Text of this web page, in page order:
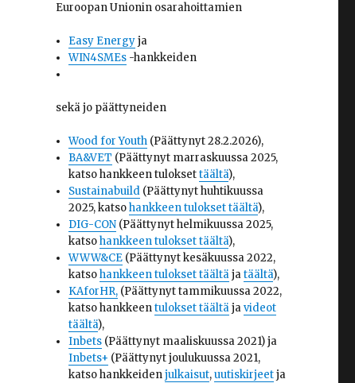
Euroopan Unionin osarahoittamien
Easy Energyja
WIN4SMEs -hankkeiden
sekä jo päättyneiden
Wood for Youth (Päättynyt 28.2.2026),
BA&VET (Päättynyt marraskuussa 2025,
katso hankkeen tuloksettäältä),
Sustainabuild (Päättynyt huhtikuussa
2025, katsohankkeen tulokset täältä),
DIG-CON (Päättynyt helmikuussa 2025,
katsohankkeen tulokset täältä),
WWW&CE (Päättynyt kesäkuussa 2022,
katsohankkeen tulokset täältäjatäältä),
KAforHR, (Päättynyt tammikuussa 2022,
katso hankkeentulokset täältäjavideot
täältä),
Inbets (Päättynyt maaliskuussa 2021) ja
Inbets+ (Päättynyt joulukuussa 2021,
katso hankkeidenjulkaisut,uutiskirjeetja